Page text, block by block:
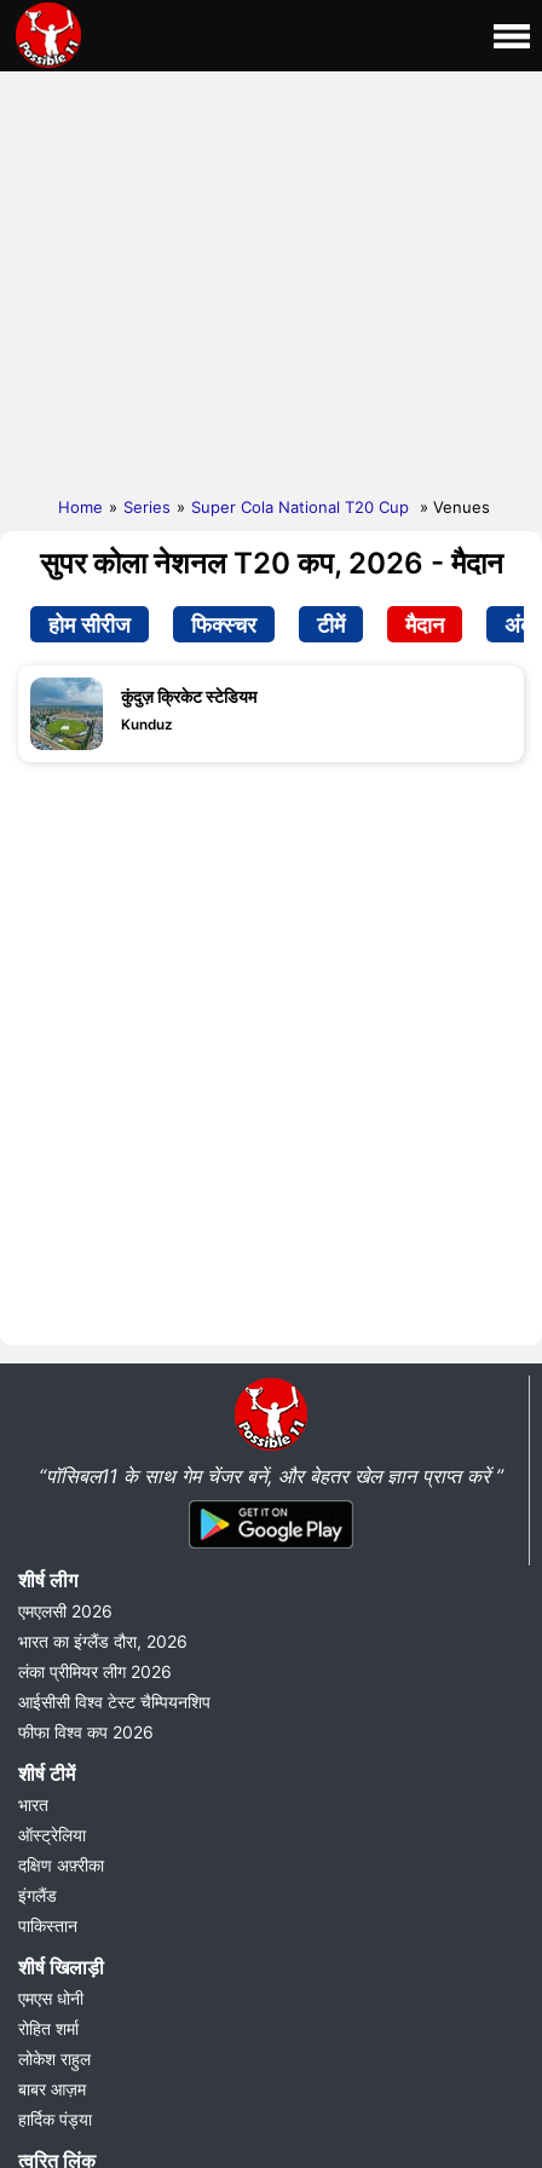
Home » Series » Super Cola National T20 Cup » Venues
सुपर कोला नेशनल T20 कप, 2026 - मैदान
होम सीरीज फिक्स्चर टीमें मैदान अंक
कुंदुज़ क्रिकेट स्टेडियम
Kunduz
“पॉसिबल11 के साथ गेम चेंजर बनें, और बेहतर खेल ज्ञान प्राप्त करें ”
शीर्ष लीग
एमएलसी 2026
भारत का इंग्लैंड दौरा, 2026
लंका प्रीमियर लीग 2026
आईसीसी विश्व टेस्ट चैम्पियनशिप
फीफा विश्व कप 2026
शीर्ष टीमें
भारत
ऑस्ट्रेलिया
दक्षिण अफ़्रीका
इंगलैंड
पाकिस्तान
शीर्ष खिलाड़ी
एमएस धोनी
रोहित शर्मा
लोकेश राहुल
बाबर आज़म
हार्दिक पंड्या
त्वरित लिंक